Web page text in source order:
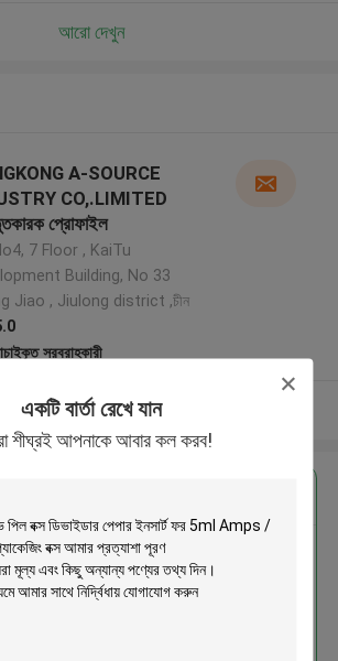
একটি বার্তা রেখে যান
শীঘ্রই আপনাকে আবার কল করব!
আরো দেখুন
A-SOURCE
CO,.LIMITED
প্রোফাইল
7 Floor , KaiTu
Building, No 33
Jiao , Jiulong district ,চীন
সরবরাহকারী
আরো দেখুন
বার্নিশিং ডেকোরেটিভ পিল বক্স ডিভাইডার পেপার
ইনসার্ট ফর 5ml Amps / 2ml শিশি পেপার